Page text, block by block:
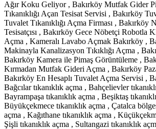
Ağır Koku Geliyor , Bakırköy Mutfak Gider
Tıkanıklığı Açan Tesisat Servisi , Bakırköy
Tuvalet Tıkanıklığı Açma Firması , Bakırköy
Tesisatçısı , Bakırköy Gece Nöbetçi Robotla
Açma , Kameralı Lavabo Açmak Bakırköy ,
Makinayla Kanalizasyon Tıkıklığı Açma ,
Bakırköy Kamera ile Pimaş Görüntüleme ,
Kırmadan Mutfak Gideri Açma , Bakırköy
Bakırköy En Hesaplı Tuvalet Açma Servisi ,
Bağcılar tıkanıklık açma , Bahçelievler
Bayrampaşa tıkanıklık açma , Beşiktaş
Büyükçekmece tıkanıklık açma , Çatalca
açma , Kağıthane tıkanıklık açma ,
Şişli tıkanıklık açma , Sultangazi tıkanıklık